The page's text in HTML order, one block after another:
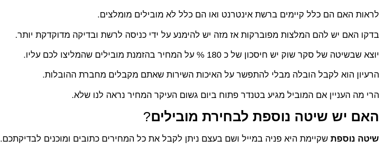
לראות האם הם כלל קיימים ברשת אינטרנט ואו הם כלל לא מובילים מומלצים.
בדקו האם יש להם המלצות מפוברקות אז מזה יש להימנע על ידי כניסה לרשת ובדיקה מדוקדקת יותר.
יוצא שבשיטה של סקר שוק יש חיסכון של כ 180 % על המחיר בהזמנת מובילים שהמליצו לכם עליו.
הרעיון הוא לקבל הובלה מבלי להתפשר על האיכות השירות שאתם מקבלים מחברת ההובלות.
הרי מה העניין אם המוביל מגיע בטנדר פתוח ביום גשום העיקר המחיר נראה לנו שלא.
האם יש שיטה נוספת לבחירת מובילים?
שיטה נוספת שקיימת היא פניה במייל ושם בעצם ניתן לקבל את כל המחירים כתובים ומוכנים לבדיקתכם.